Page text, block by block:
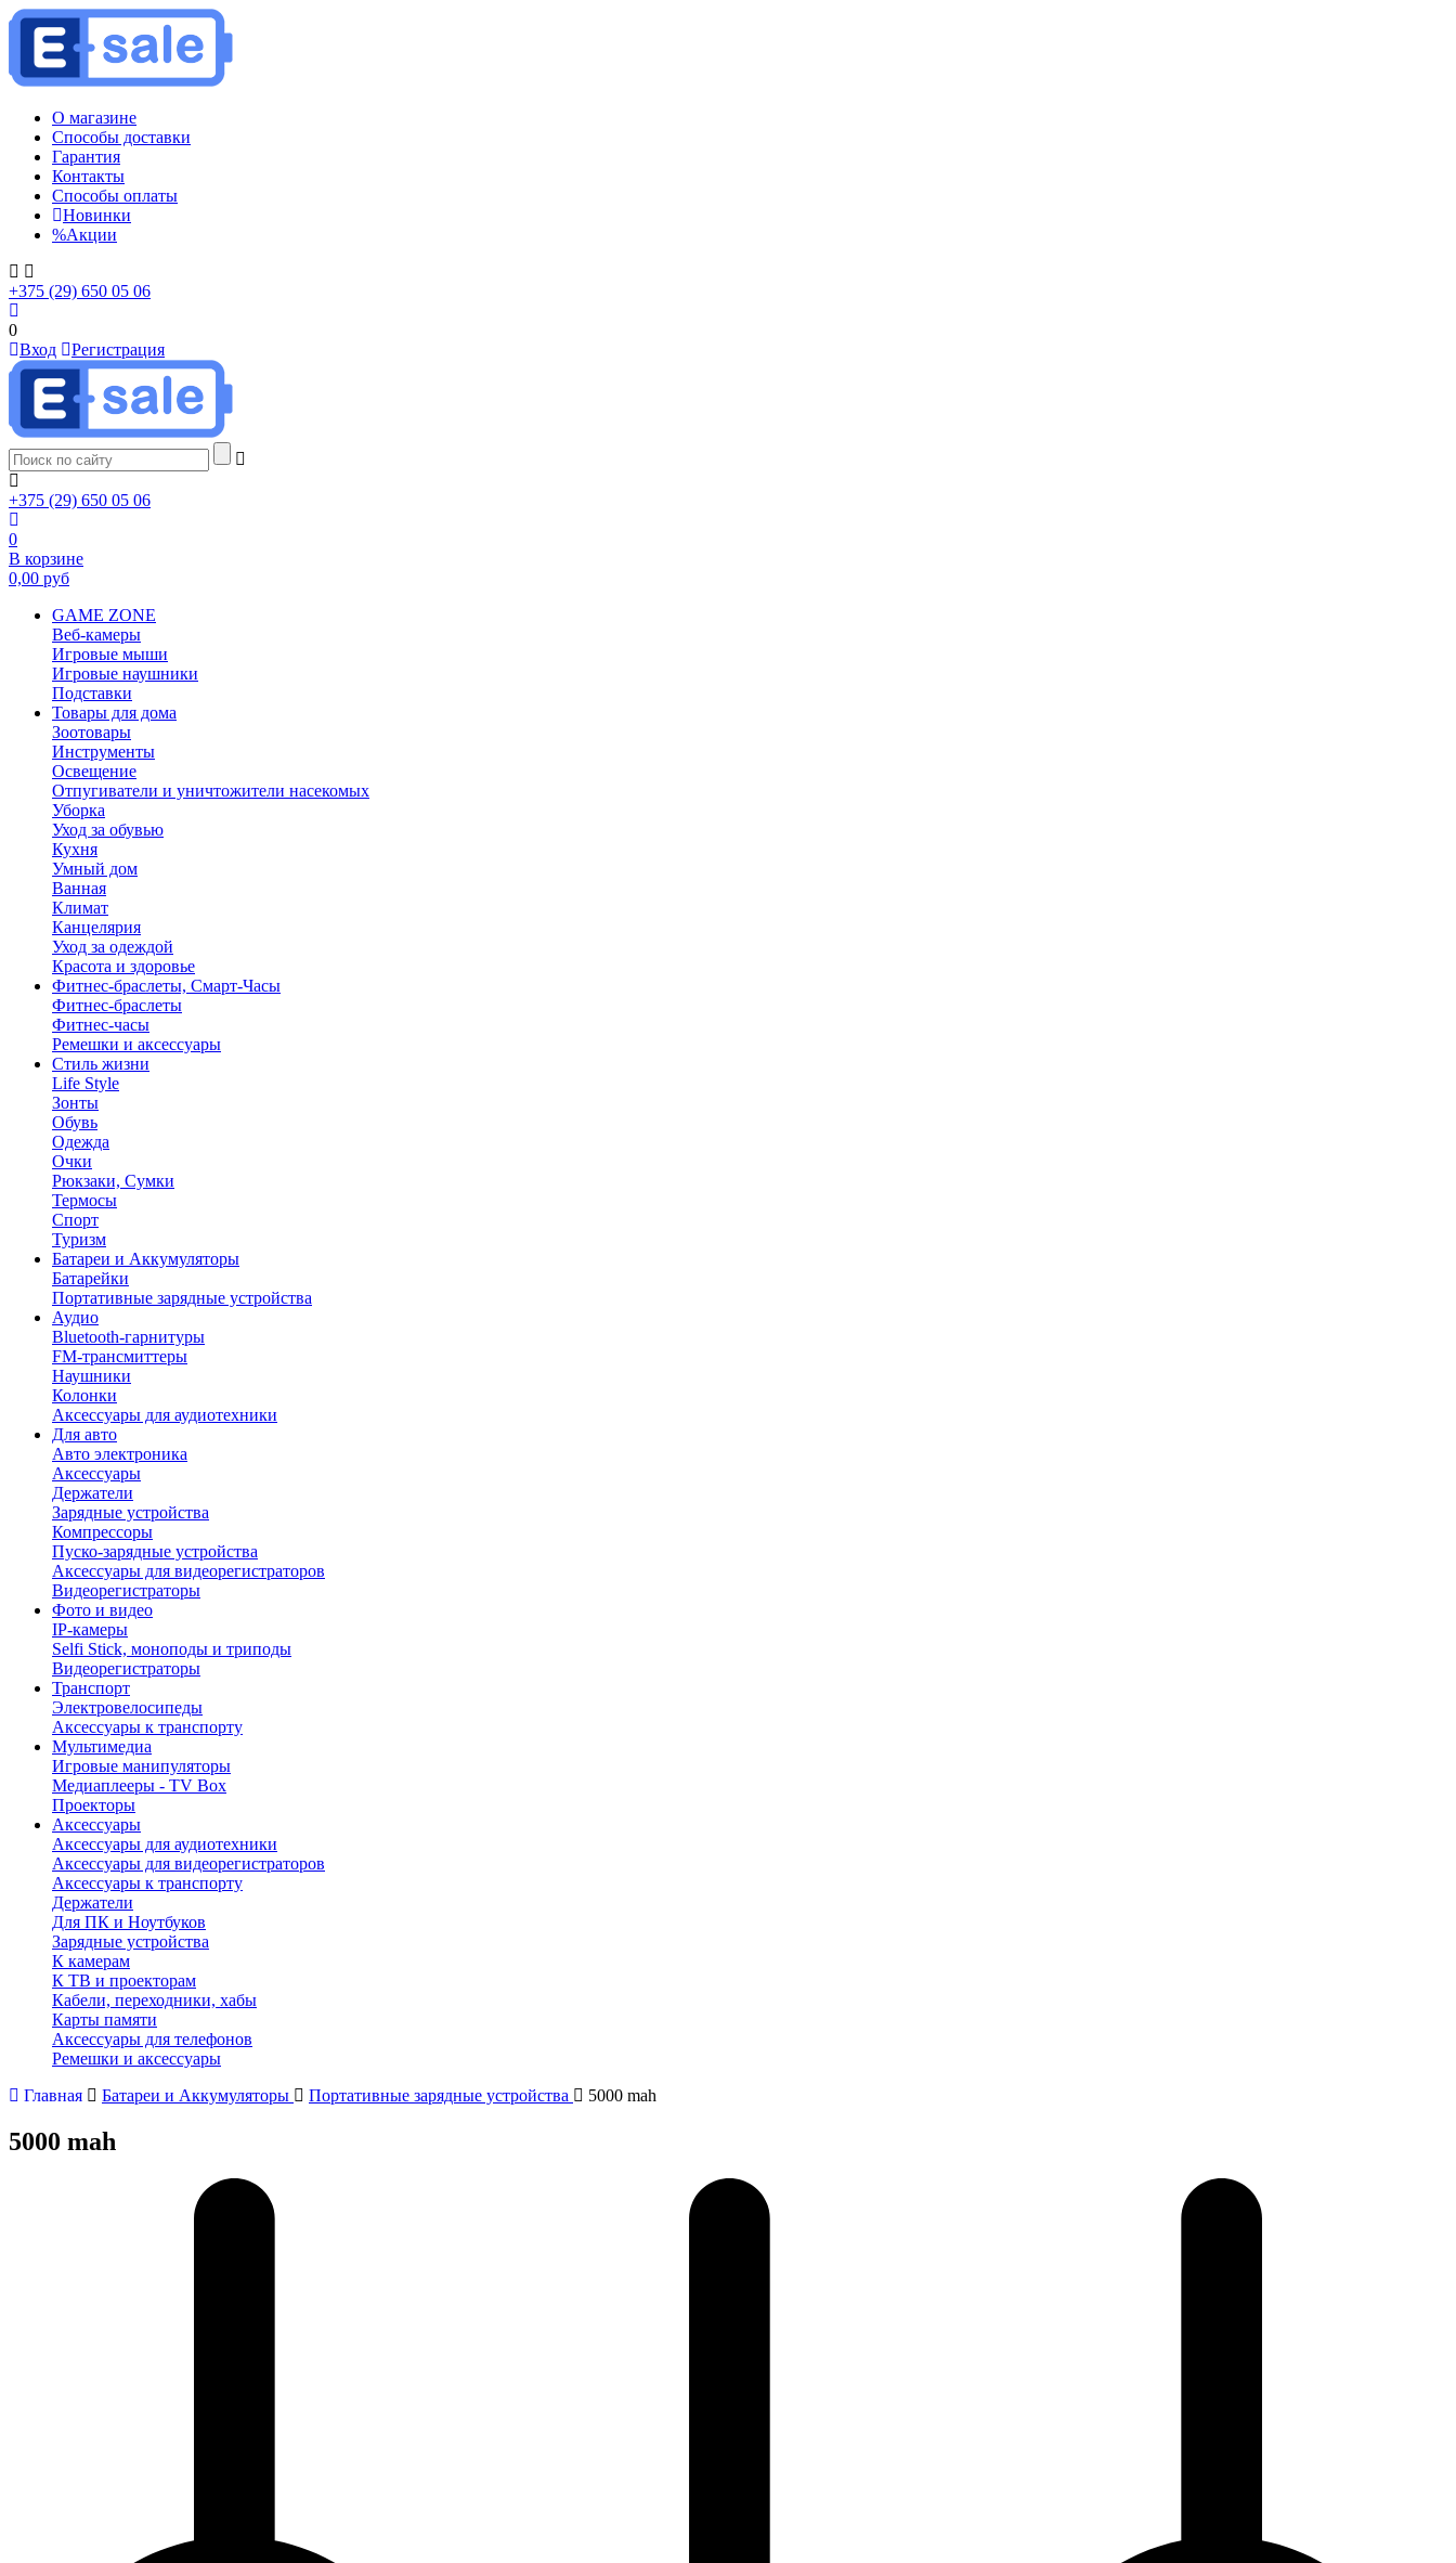
О магазине
Способы доставки
Гарантия
Контакты
Способы оплаты
Новинки
%Акции
+375 (29) 650 05 06
0
Вход
Регистрация
+375 (29) 650 05 06
0
В корзине
0,00 руб
GAME ZONE
Веб-камеры
Игровые мыши
Игровые наушники
Подставки
Товары для дома
Зоотовары
Инструменты
Освещение
Отпугиватели и уничтожители насекомых
Уборка
Уход за обувью
Кухня
Умный дом
Ванная
Климат
Канцелярия
Уход за одеждой
Красота и здоровье
Фитнес-браслеты, Смарт-Часы
Фитнес-браслеты
Фитнес-часы
Ремешки и аксессуары
Стиль жизни
Life Style
Зонты
Обувь
Одежда
Очки
Рюкзаки, Сумки
Термосы
Спорт
Туризм
Батареи и Аккумуляторы
Батарейки
Портативные зарядные устройства
Аудио
Bluetooth-гарнитуры
FM-трансмиттеры
Наушники
Колонки
Аксессуары для аудиотехники
Для авто
Авто электроника
Аксессуары
Держатели
Зарядные устройства
Компрессоры
Пуско-зарядные устройства
Аксессуары для видеорегистраторов
Видеорегистраторы
Фото и видео
IP-камеры
Selfi Stick, моноподы и триподы
Видеорегистраторы
Транспорт
Электровелосипеды
Аксессуары к транспорту
Мультимедиа
Игровые манипуляторы
Медиаплееры - TV Box
Проекторы
Аксессуары
Аксессуары для аудиотехники
Аксессуары для видеорегистраторов
Аксессуары к транспорту
Держатели
Для ПК и Ноутбуков
Зарядные устройства
К камерам
К ТВ и проекторам
Кабели, переходники, хабы
Карты памяти
Аксессуары для телефонов
Ремешки и аксессуары
Главная
Батареи и Аккумуляторы Портативные зарядные устройства 5000 mah
5000 mah